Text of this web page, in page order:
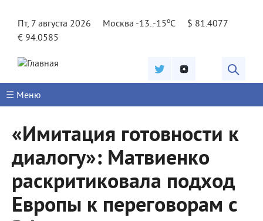
Пт, 7 августа 2026
Москва -13..-15oC
$ 81.4077
€ 94.0585
☰ Меню
«Имитация готовности к
диалогу»: Матвиенко
раскритиковала подход
Европы к переговорам с